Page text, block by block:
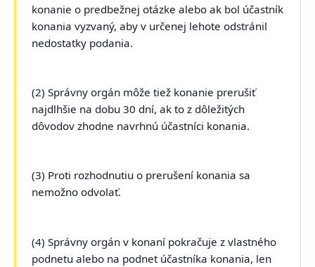
konanie o predbežnej otázke alebo ak bol účastník
konania vyzvaný, aby v určenej lehote odstránil
nedostatky podania.
(2) Správny orgán môže tiež konanie prerušiť
najdlhšie na dobu 30 dní, ak to z dôležitých
dôvodov zhodne navrhnú účastníci konania.
(3) Proti rozhodnutiu o prerušení konania sa
nemožno odvolať.
(4) Správny orgán v konaní pokračuje z vlastného
podnetu alebo na podnet účastníka konania, len